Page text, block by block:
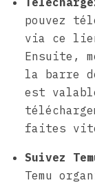
pouvez
via ce
Ensuite,
la barre
est
faites
Suivez
Temu